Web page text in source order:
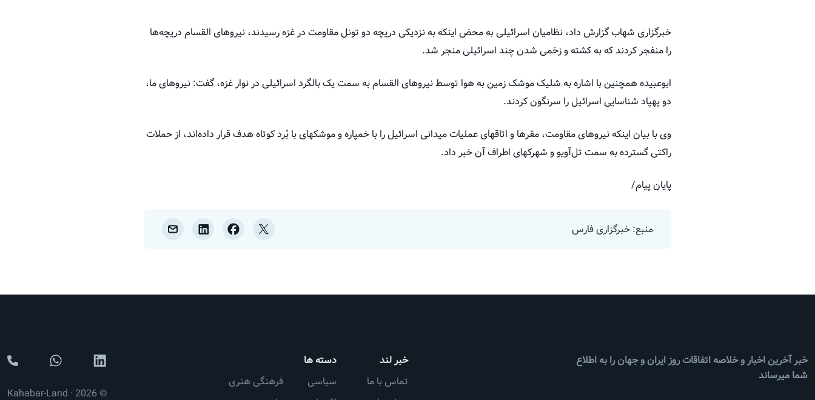
خبرگزاری شهاب گزارش داد، نظامیان اسرائیلی به محض اینکه به نزدیکی دریچه دو تونل مقاومت در غزه رسیدند، نیروهای القسام دریچه‌ها
را منفجر کردند که به کشته و زخمی شدن چند اسرائیلی منجر شد.
ابوعبیده همچنین با اشاره به شلیک موشک زمین به هوا توسط نیروهای القسام به سمت یک بالگرد اسرائیلی در نوار غزه، گفت: نیروهای ما،
دو پهپاد شناسایی اسرائیل را سرنگون کردند.
وی با بیان اینکه نیروهای مقاومت، مقرها و اتاقهای عملیات میدانی اسرائیل را با خمپاره و موشکهای با بُرد کوتاه هدف قرار داده‌اند، از حملات
راکتی گسترده به سمت تل‌آویو و شهرکهای اطراف آن خبر داد.
پایان پیام/
منبع: خبرگزاری فارس
خبر آخرین اخبار و خلاصه اتفاقات روز ایران و جهان را به اطلاع
شما میرساند
خبر لند
تماس با ما
دسته ها
سیاسی
فرهنگی هنری
© 2026 · Kahabar-Land